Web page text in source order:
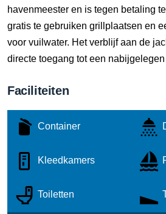
havenmeester en is tegen betaling
gratis te gebruiken grillplaatsen en
voor vuilwater. Het verblijf aan de
directe toegang tot een nabijgelegen
Faciliteiten
Container
Kleedkamers
Toiletten